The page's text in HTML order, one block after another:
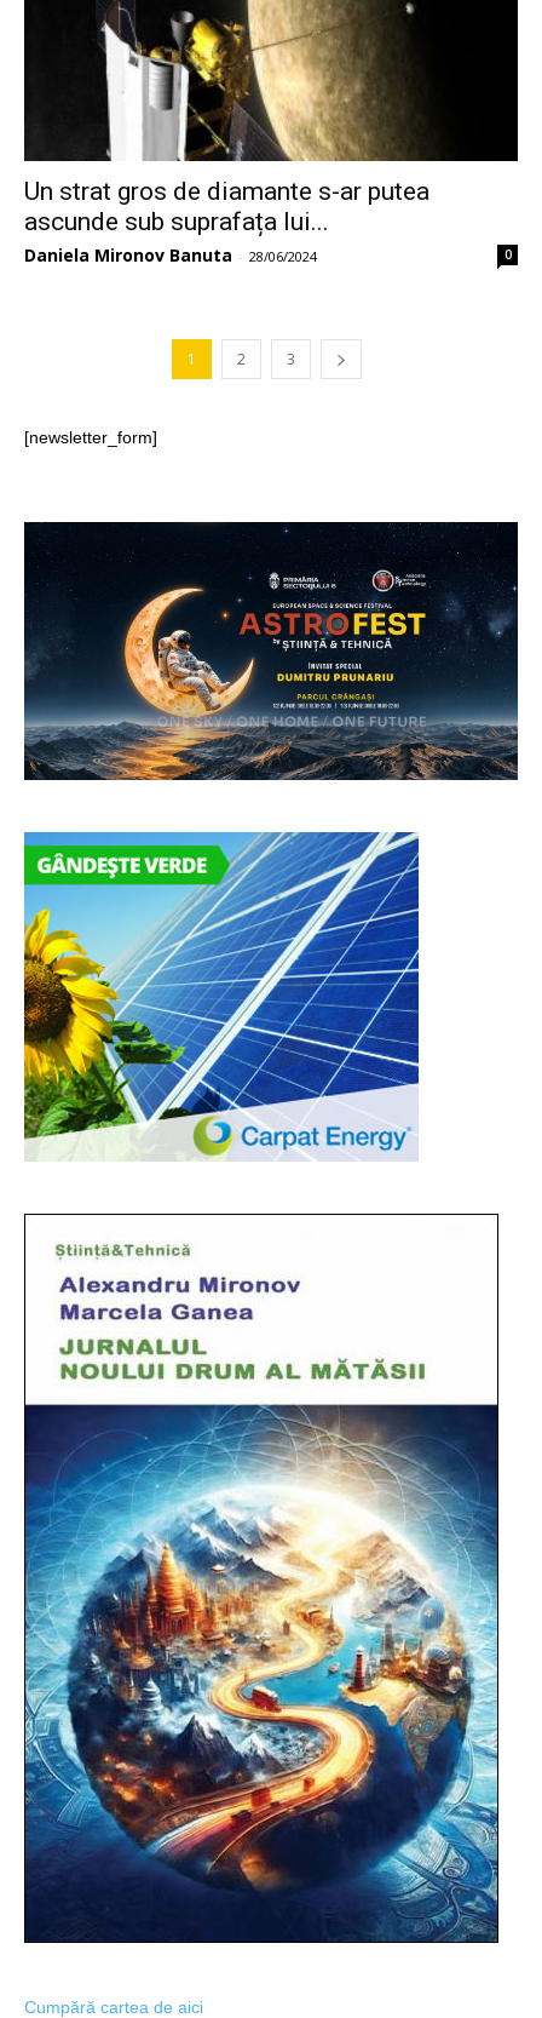
Un strat gros de diamante s-ar putea
ascunde sub suprafața lui...
Daniela Mironov Banuta - 28/06/2024 0
1 2 3
[newsletter_form]
Cumpără cartea de aici